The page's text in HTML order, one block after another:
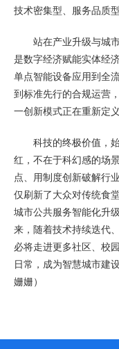
技术密集型、服务品质
站在产业升级与城
是数字经济赋能实体经
单点智能设备应用到全
到标准先行的合规运营
一创新模式正在重新定
科技的终极价值，
红，不在于科幻感的场
点、用制度创新破解行
仅刷新了大众对传统食
城市公共服务智能化升
来，随着技术持续迭代
必将走进更多社区、校
日常，成为智慧城市建
姗姗）